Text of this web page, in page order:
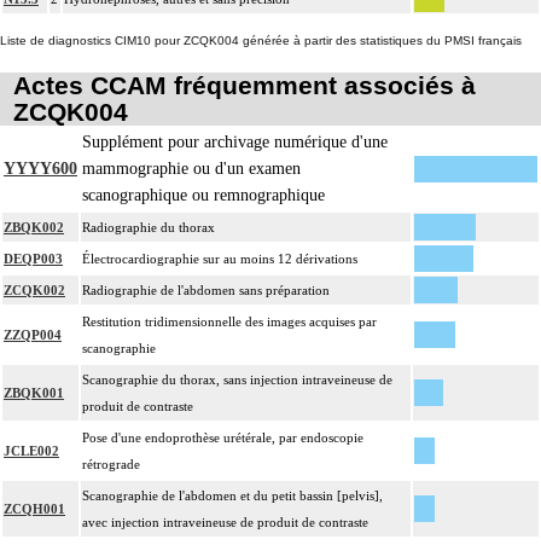
Liste de diagnostics CIM10 pour ZCQK004 générée à partir des statistiques du PMSI français
Actes CCAM fréquemment associés à
ZCQK004
YYYY600
Supplément pour archivage numérique d'une
mammographie ou d'un examen
scanographique ou remnographique
ZBQK002 Radiographie du thorax
DEQP003 Électrocardiographie sur au moins 12 dérivations
ZCQK002 Radiographie de l'abdomen sans préparation
ZZQP004
Restitution tridimensionnelle des images acquises par
scanographie
ZBQK001
Scanographie du thorax, sans injection intraveineuse de
produit de contraste
JCLE002
Pose d'une endoprothèse urétérale, par endoscopie
rétrograde
ZCQH001
Scanographie de l'abdomen et du petit bassin [pelvis],
avec injection intraveineuse de produit de contraste